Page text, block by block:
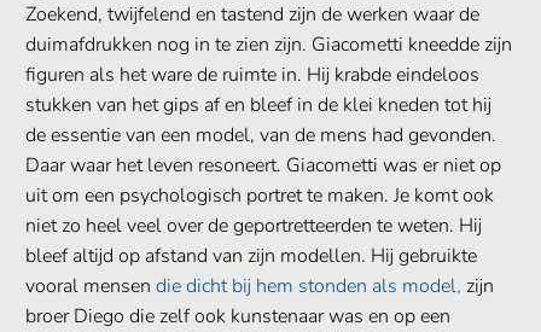
Zoekend, twijfelend en tastend zijn de werken waar de
duimafdrukken nog in te zien zijn. Giacometti kneedde zijn
figuren als het ware de ruimte in. Hij krabde eindeloos
stukken van het gips af en bleef in de klei kneden tot hij
de essentie van een model, van de mens had gevonden.
Daar waar het leven resoneert. Giacometti was er niet op
uit om een psychologisch portret te maken. Je komt ook
niet zo heel veel over de geportretteerden te weten. Hij
bleef altijd op afstand van zijn modellen. Hij gebruikte
vooral mensen die dicht bij hem stonden als model, zijn
broer Diego die zelf ook kunstenaar was en op een